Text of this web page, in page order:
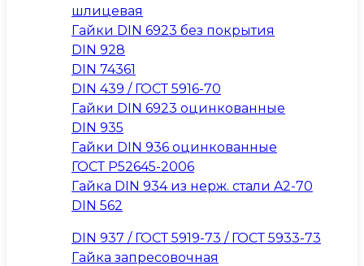
шлицевая
Гайки DIN 6923 без покрытия
DIN 928
DIN 74361
DIN 439 / ГОСТ 5916-70
Гайки DIN 6923 оцинкованные
DIN 935
Гайки DIN 936 оцинкованные
ГОСТ Р52645-2006
Гайка DIN 934 из нерж. стали A2-70
DIN 562
DIN 937 / ГОСТ 5919-73 / ГОСТ 5933-73
Гайка запресовочная